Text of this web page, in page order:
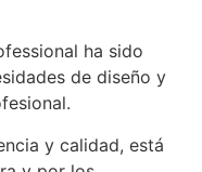
ha sido
de diseño y
y calidad, está